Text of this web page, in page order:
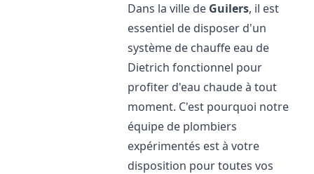
Dans la ville de Guilers, il est
essentiel de disposer d'un
système de chauffe eau de
Dietrich fonctionnel pour
profiter d'eau chaude à tout
moment. C'est pourquoi notre
équipe de plombiers
expérimentés est à votre
disposition pour toutes vos